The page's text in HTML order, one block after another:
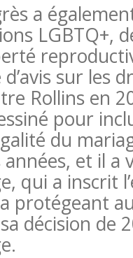
a
LGBTQ+,
sur les
Rollins en
pour
du
et il a
qui a inscrit
protégeant
décision de